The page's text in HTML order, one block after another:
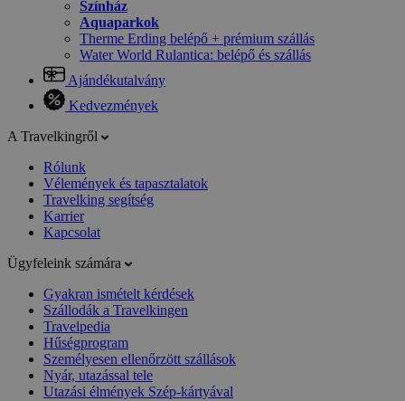
Színház
Aquaparkok
Therme Erding belépő + prémium szállás
Water World Rulantica: belépő és szállás
Ajándékutalvány
Kedvezmények
A Travelkingről
Rólunk
Vélemények és tapasztalatok
Travelking segítség
Karrier
Kapcsolat
Ügyfeleink számára
Gyakran ismételt kérdések
Szállodák a Travelkingen
Travelpedia
Hűségprogram
Személyesen ellenőrzött szállások
Nyár, utazással tele
Utazási élmények Szép-kártyával